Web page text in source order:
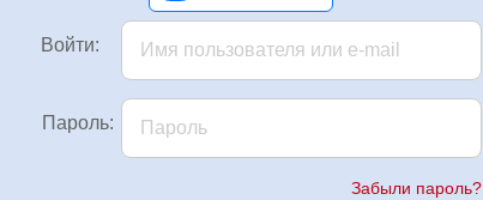
Войти:
Пароль:
Забыли пароль?